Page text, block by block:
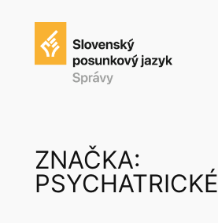
ZNAČKA:
PSYCHATRICKÉ